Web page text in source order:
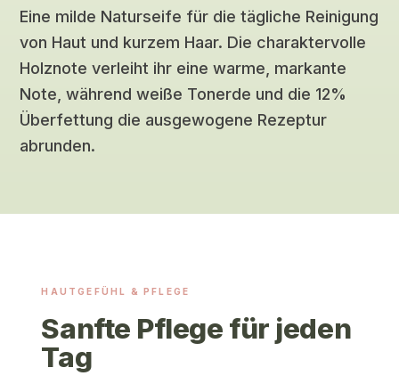
Eine milde Naturseife für die tägliche Reinigung
von Haut und kurzem Haar. Die charaktervolle
Holznote verleiht ihr eine warme, markante
Note, während weiße Tonerde und die 12%
Überfettung die ausgewogene Rezeptur
abrunden.
HAUTGEFÜHL & PFLEGE
Sanfte Pflege für jeden
Tag